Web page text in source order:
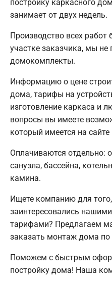
постройку каркасного
занимает от двух недель.
Производство всех работ
участке заказчика, мы
домокомплекты.
Информацию о цене
дома, тарифы на
изготовление каркаса и
вопросы вы имеете
который имеется на
Оплачиваются отдельно:
санузла, бассейна,
камина.
Ищете компанию для
заинтересовались
тарифами? Предлагаем
заказать монтаж дома по
Поможем с быстрым
постройку дома! Наша